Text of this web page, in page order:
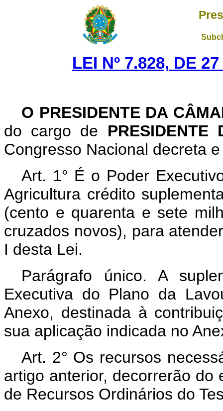
LEI Nº 7.828, DE
O PRESIDENTE DA
do cargo de
Congresso Nacional decreta
Art. 1° É o Poder
Agricultura crédito
(cento e quarenta e sete
cruzados novos), para
I desta Lei.
Parágrafo único. A
Executiva do Plano da
Anexo, destinada à
sua aplicação indicada no
Art. 2° Os recursos
artigo anterior, decorrerão do
de Recursos Ordinários do